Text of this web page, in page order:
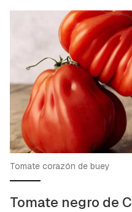
Tomate corazón de buey
Tomate negro de